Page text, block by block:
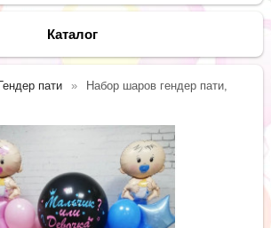
Каталог
пати
Набор шаров гендер пати,